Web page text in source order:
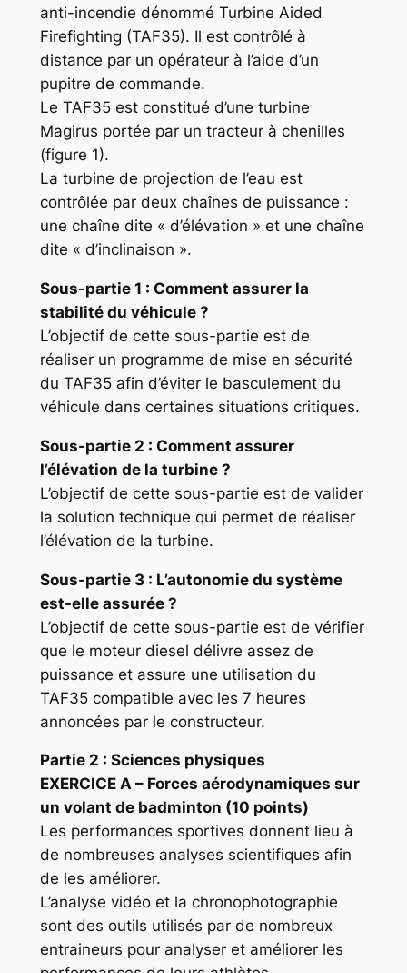
anti-incendie dénommé Turbine Aided
Firefighting (TAF35). Il est contrôlé à
distance par un opérateur à l’aide d’un
pupitre de commande.
Le TAF35 est constitué d’une turbine
Magirus portée par un tracteur à chenilles
(figure 1).
La turbine de projection de l’eau est
contrôlée par deux chaînes de puissance :
une chaîne dite « d’élévation » et une chaîne
dite « d’inclinaison ».
Sous-partie 1 : Comment assurer la
stabilité du véhicule ?
L’objectif de cette sous-partie est de
réaliser un programme de mise en sécurité
du TAF35 afin d’éviter le basculement du
véhicule dans certaines situations critiques.
Sous-partie 2 : Comment assurer
l’élévation de la turbine ?
L’objectif de cette sous-partie est de valider
la solution technique qui permet de réaliser
l’élévation de la turbine.
Sous-partie 3 : L’autonomie du système
est-elle assurée ?
L’objectif de cette sous-partie est de vérifier
que le moteur diesel délivre assez de
puissance et assure une utilisation du
TAF35 compatible avec les 7 heures
annoncées par le constructeur.
Partie 2 : Sciences physiques
EXERCICE A – Forces aérodynamiques sur
un volant de badminton (10 points)
Les performances sportives donnent lieu à
de nombreuses analyses scientifiques afin
de les améliorer.
L’analyse vidéo et la chronophotographie
sont des outils utilisés par de nombreux
entraineurs pour analyser et améliorer les